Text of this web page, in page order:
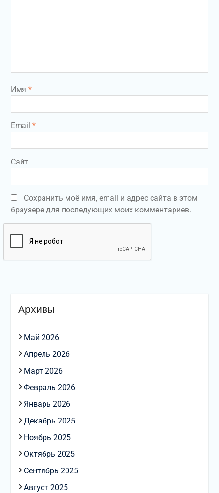
Имя *
Email *
Сайт
Сохранить моё имя, email и адрес сайта в этом
браузере для последующих моих комментариев.
Архивы
Май 2026
Апрель 2026
Март 2026
Февраль 2026
Январь 2026
Декабрь 2025
Ноябрь 2025
Октябрь 2025
Сентябрь 2025
Август 2025